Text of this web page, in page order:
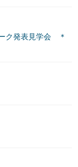
ク発表見学会 ＊